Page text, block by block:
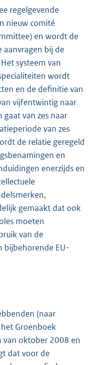
regelgevende
nieuw comité
en wordt de
bij de
systeem van
wordt
en de definitie van
vijfentwintig naar
van zes naar
van zes
de relatie geregeld
en
enerzijds en
gemaakt dat ook
moeten
van de
bijbehorende EU-
(naar
Groenboek
oktober 2008 en
dat voor de